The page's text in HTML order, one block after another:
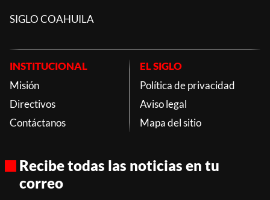
SIGLO COAHUILA
INSTITUCIONAL
Misión
Directivos
Contáctanos
EL SIGLO
Política de privacidad
Aviso legal
Mapa del sitio
Recibe todas las noticias en tu
correo